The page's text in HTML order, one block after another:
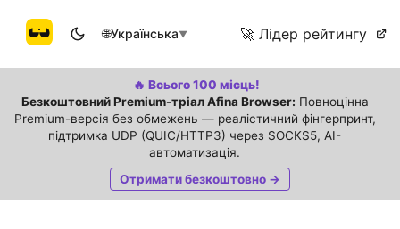
🌐Українська▼ 🚀 Лідер рейтингу
🔥 Всього 100 місць!
Безкоштовний Premium-тріал Afina Browser: Повноцінна
Premium-версія без обмежень — реалістичний фінгерпринт,
підтримка UDP (QUIC/HTTP3) через SOCKS5, AI-
автоматизація.
Отримати безкоштовно →